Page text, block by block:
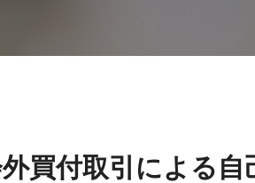
買付取引による